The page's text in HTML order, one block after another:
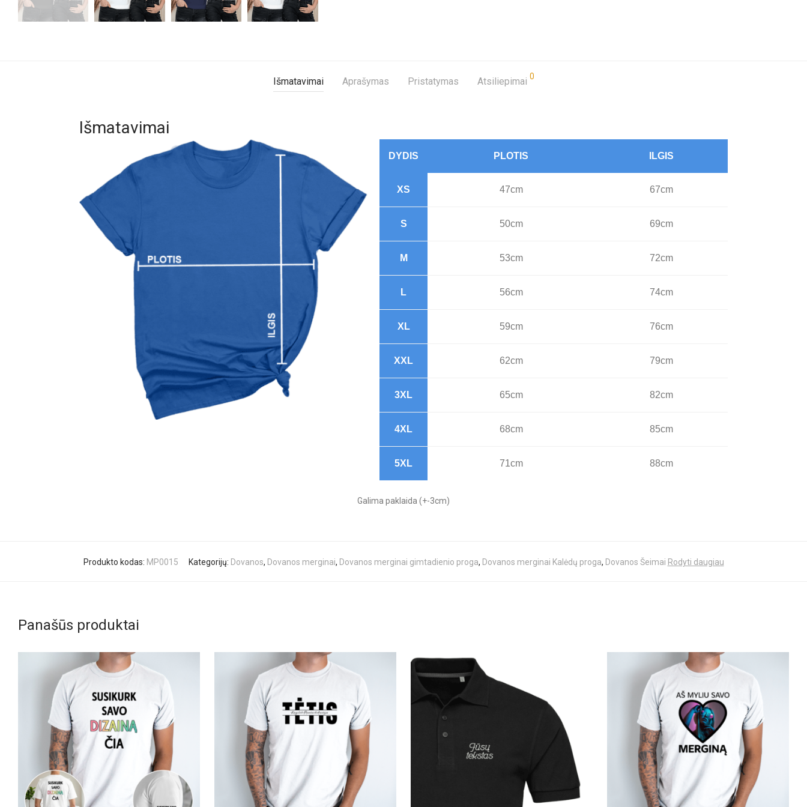
Išmatavimai Aprašymas Pristatymas Atsiliepimai 0
Išmatavimai
DYDIS PLOTIS ILGIS
XS 47cm 67cm
S 50cm 69cm
M 53cm 72cm
L 56cm 74cm
XL 59cm 76cm
XXL 62cm 79cm
3XL 65cm 82cm
4XL 68cm 85cm
5XL 71cm 88cm
Galima paklaida (+-3cm)
Produkto kodas: MP0015 Kategorijų: Dovanos, Dovanos merginai, Dovanos merginai gimtadienio proga, Dovanos merginai Kalėdų proga, Dovanos Šeimai Rodyti daugiau
Panašūs produktai